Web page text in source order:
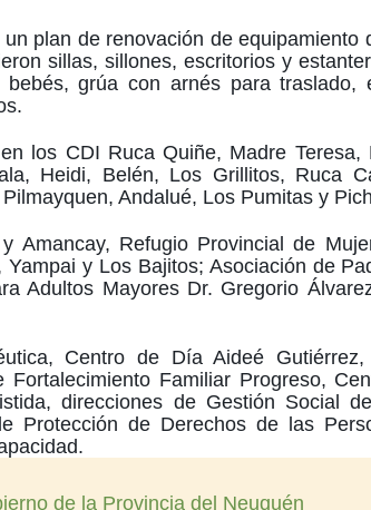
plan de renovación de equipamiento
sillas, sillones, escritorios y
grúa con arnés para traslado,
los CDI Ruca Quiñe, Madre Teresa,
Heidi, Belén, Los Grillitos, Ruca
Andalué, Los Pumitas y
Amancay, Refugio Provincial de
y Los Bajitos; Asociación de
Adultos Mayores Dr. Gregorio
Centro de Día Aideé
Familiar Progreso,
direcciones de Gestión Social
Protección de Derechos de las
de la Provincia del Neuquén